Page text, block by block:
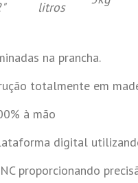
litros
na prancha.
totalmente em
à mão
digital
proporcionando